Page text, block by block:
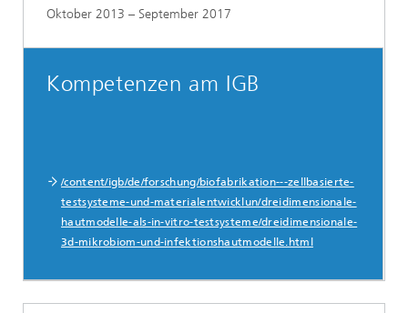
Oktober 2013 – September 2017
Kompetenzen am IGB
/content/igb/de/forschung/biofabrikation---zellbasierte-
testsysteme-und-materialentwicklun/dreidimensionale-
hautmodelle-als-in-vitro-testsysteme/dreidimensionale-
3d-mikrobiom-und-infektionshautmodelle.html